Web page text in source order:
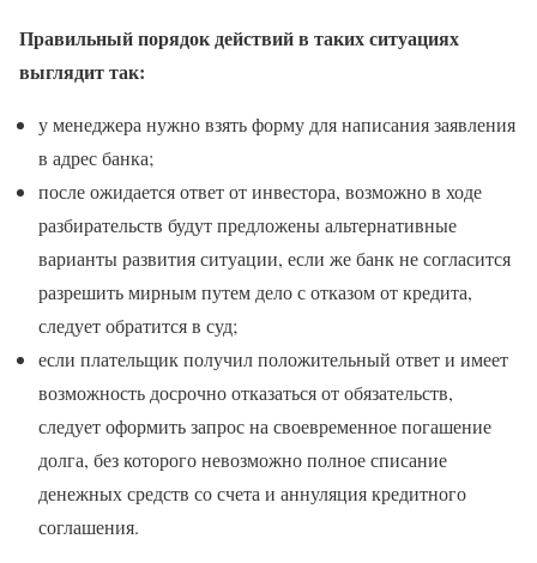
Правильный порядок действий в таких ситуациях
выглядит так:
у менеджера нужно взять форму для написания заявления
в адрес банка;
после ожидается ответ от инвестора, возможно в ходе
разбирательств будут предложены альтернативные
варианты развития ситуации, если же банк не согласится
разрешить мирным путем дело с отказом от кредита,
следует обратится в суд;
если плательщик получил положительный ответ и имеет
возможность досрочно отказаться от обязательств,
следует оформить запрос на своевременное погашение
долга, без которого невозможно полное списание
денежных средств со счета и аннуляция кредитного
соглашения.